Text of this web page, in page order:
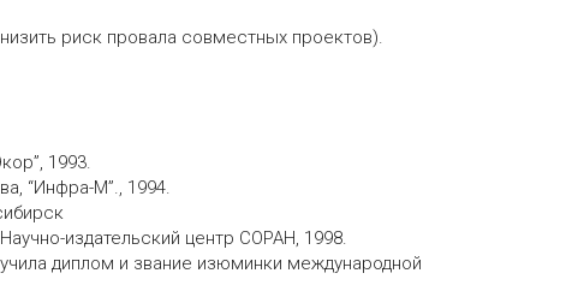
риск провала совместных проектов).
1993.
“Инфра-М”., 1994.
издательский центр СОРАН, 1998.
диплом и звание изюминки международной